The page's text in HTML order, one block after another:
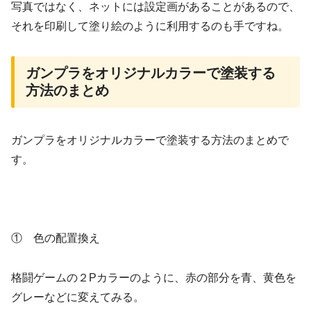
写真ではなく、ネットには設定画があることがあるので、
それを印刷して塗り絵のように利用するのも手ですね。
ガンプラをオリジナルカラーで塗装する
方法のまとめ
ガンプラをオリジナルカラーで塗装する方法のまとめで
す。
① 色の配置換え
格闘ゲームの２Pカラーのように、赤の部分を青、黄色を
グレーなどに変えてみる。